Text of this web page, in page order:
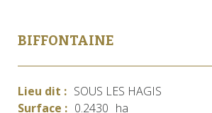
BIFFONTAINE
Lieu dit : SOUS LES HAGIS
Surface : 0.2430 ha